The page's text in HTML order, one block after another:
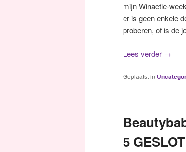
mijn Winactie-
er is geen enkele
proberen, of is de
Lees verder →
Geplaatst in
5